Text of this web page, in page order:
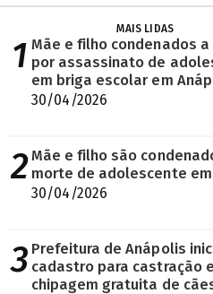
MAIS LIDAS
1 Mãe e filho condenados a
por assassinato de
em briga escolar em
30/04/2026
2Mãe e filho são
morte de adolescente
30/04/2026
3 Prefeitura de Anápolis
cadastro para castração e
chipagem gratuita de